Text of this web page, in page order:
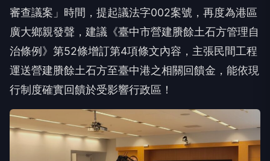
審查議案」時間，提起議法字002案號，再度為港區
廣大鄉親發聲，建議《臺中市營建賸餘土石方管理自
治條例》第52條增訂第4項條文內容，主張民間工程
運送營建賸餘土石方至臺中港之相關回饋金，能依現
行制度確實回饋於受影響行政區！